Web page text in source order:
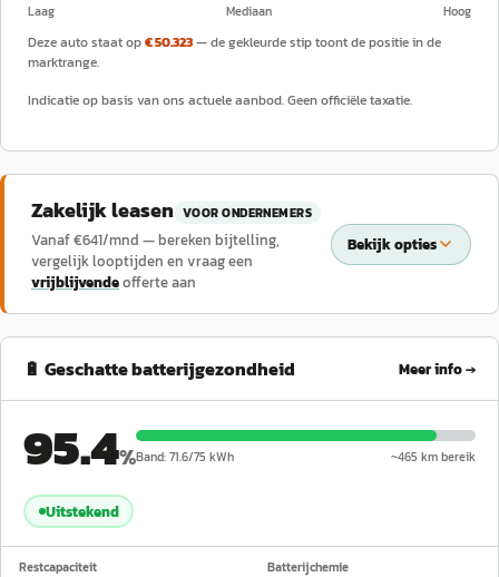
Laag Mediaan Hoog
Deze auto staat op€ 50.323— de gekleurde stip toont de positie in de
marktrange.
Indicatie op basis van ons actuele aanbod. Geen officiële taxatie.
Zakelijk leasen VOOR ONDERNEMERS
Vanaf €641/mnd — bereken bijtelling,
vergelijk looptijden en vraag een
vrijblijvendeofferte aan
Bekijk opties
🔋 Geschatte batterijgezondheid Meer info →
95.4%Band:71.6/75 kWh ~465 km bereik
Uitstekend
Restcapaciteit Batterijchemie